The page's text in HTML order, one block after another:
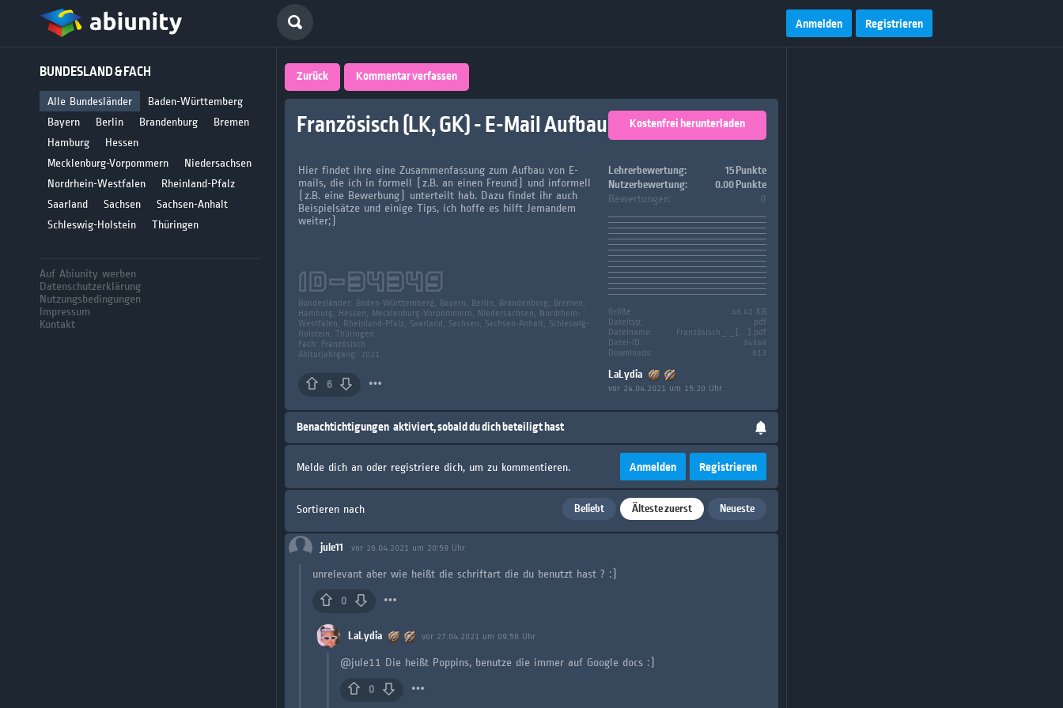
Anmelden Registrieren
BUNDESLAND & FACH
Alle Bundesländer
Baden-Württemberg
Bayern
Berlin Brandenburg
Bremen
Hamburg
Hessen
Mecklenburg-Vorpommern
Niedersachsen
Nordrhein-Westfalen
Rheinland-Pfalz
Saarland
Sachsen
Sachsen-Anhalt
Schleswig-Holstein
Thüringen
Auf Abiunity werben
Datenschutzerklärung
Nutzungsbedingungen
Impressum
Kontakt
Deutschlands
größte Plattform
für Abiturienten
Zurück Kommentar verfassen
Französisch (LK, GK) - E-Mail Aufbau Kostenfrei herunterladen
Lehrerbewertung:
15 Punkte
Nutzerbewertung:
0.00 Punkte
Bewertungen: 0
Größe:
48.42 KB
Dateityp:
pdf
Dateiname:
Französisch_-_[...].pdf
Datei-ID:
34349
Downloads:
613
LaLydia
vor 24.04.2021 um 15:20 Uhr
Hier findet ihre eine Zusammenfassung zum Aufbau von E-
mails, die ich in formell (z.B. an einen Freund) und informell
(z.B. eine Bewerbung) unterteilt hab. Dazu findet ihr auch
Beispielsätze und einige Tips, ich hoffe es hilft Jemandem
weiter;)
ID-34349
Bundesländer: Baden-Württemberg, Bayern, Berlin, Brandenburg, Bremen,
Hamburg, Hessen, Mecklenburg-Vorpommern, Niedersachsen, Nordrhein-
Westfalen, Rheinland-Pfalz, Saarland, Sachsen, Sachsen-Anhalt, Schleswig-
Holstein, Thüringen
Fach: Französisch
Abiturjahrgang: 2021
6
Benachtichtigungen aktiviert, sobald du dich beteiligt hast
Melde dich an oder registriere dich, um zu kommentieren. Anmelden Registrieren
Sortieren nach Beliebt Älteste zuerst Neueste
jule11 vor 26.04.2021 um 20:59 Uhr
unrelevant aber wie heißt die schriftart die du benutzt hast ? :)
0
LaLydia vor 27.04.2021 um 09:56 Uhr
@jule11 Die heißt Poppins, benutze die immer auf Google docs :)
0